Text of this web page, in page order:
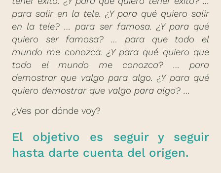
para salir en la tele. ¿Y para qué quiero salir
en la tele? … para ser famosa. ¿Y para qué
quiero ser famosa? … para que todo el
mundo me conozca. ¿Y para qué quiero que
todo el mundo me conozca? … para
demostrar que valgo para algo. ¿Y para qué
quiero demostrar que valgo para algo? …
¿Ves por dónde voy?
El objetivo es seguir y seguir
hasta darte cuenta del origen.